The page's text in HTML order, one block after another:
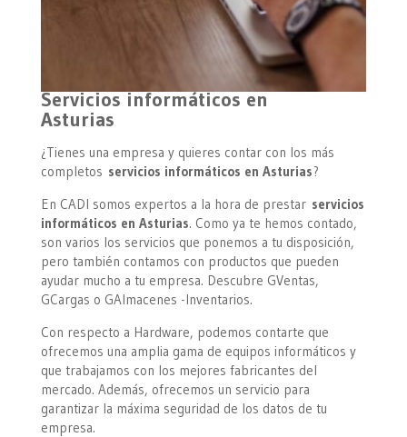
Servicios informáticos en
Asturias
¿Tienes una empresa y quieres contar con los más
completos servicios informáticos en Asturias?
En CADI somos expertos a la hora de prestar servicios
informáticos en Asturias. Como ya te hemos contado,
son varios los servicios que ponemos a tu disposición,
pero también contamos con productos que pueden
ayudar mucho a tu empresa. Descubre GVentas,
GCargas o GAlmacenes -Inventarios.
Con respecto a Hardware, podemos contarte que
ofrecemos una amplia gama de equipos informáticos y
que trabajamos con los mejores fabricantes del
mercado. Además, ofrecemos un servicio para
garantizar la máxima seguridad de los datos de tu
empresa.